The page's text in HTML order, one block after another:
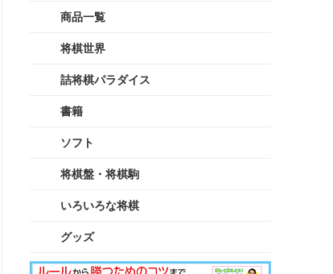
商品一覧
将棋世界
詰将棋パラダイス
書籍
ソフト
将棋盤・将棋駒
いろいろな将棋
グッズ